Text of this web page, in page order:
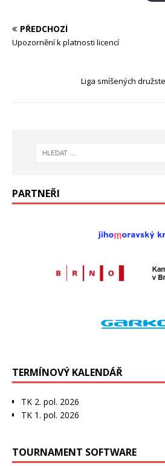
PŘEDCHOZÍ
Upozornění k platnosti licencí
Liga smíšených
PARTNEŘI
TERMÍNOVÝ KALENDÁŘ
TK 2. pol. 2026
TK 1. pol. 2026
TOURNAMENT SOFTWARE